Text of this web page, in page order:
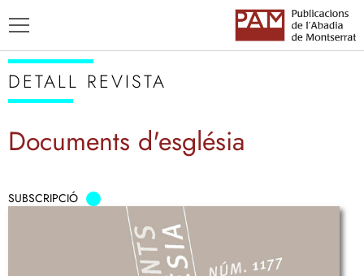
AUTORS
ENSENYAMENT CATALÀ
DETALL REVISTA
Documents d'església
SUBSCRIPCIÓ